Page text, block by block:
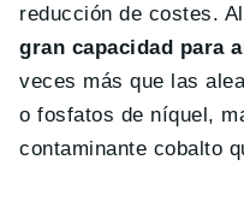
reducción de costes.
gran capacidad para
veces más que las
o fosfatos de níquel,
contaminante cobalto